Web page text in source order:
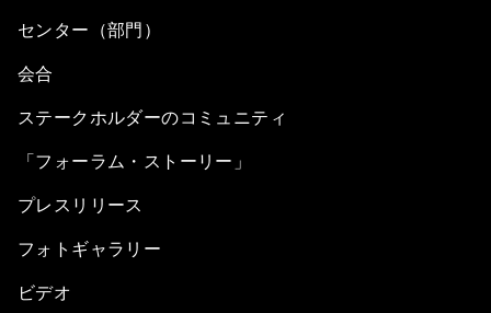
センター（部門）
会合
ステークホルダーのコミュニティ
「フォーラム・ストーリー」
プレスリリース
フォトギャラリー
ビデオ